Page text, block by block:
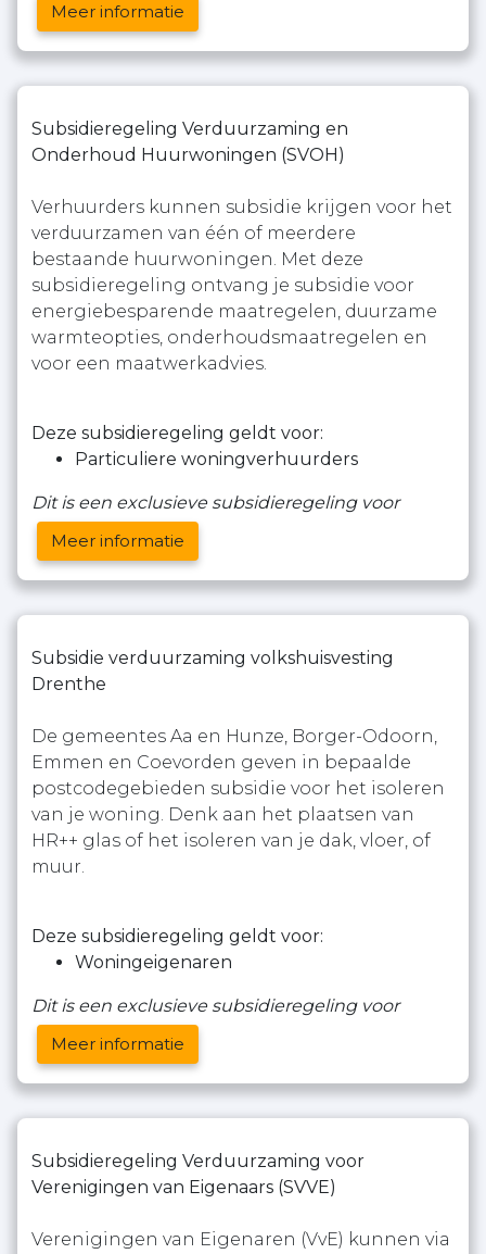
Meer informatie
Subsidieregeling Verduurzaming en
Onderhoud Huurwoningen (SVOH)
Verhuurders kunnen subsidie krijgen voor het
verduurzamen van één of meerdere
bestaande huurwoningen. Met deze
subsidieregeling ontvang je subsidie voor
energiebesparende maatregelen, duurzame
warmteopties, onderhoudsmaatregelen en
voor een maatwerkadvies.
Deze subsidieregeling geldt voor:
Particuliere woningverhuurders
Dit is een exclusieve subsidieregeling voor
Meer informatie
Subsidie verduurzaming volkshuisvesting
Drenthe
De gemeentes Aa en Hunze, Borger-Odoorn,
Emmen en Coevorden geven in bepaalde
postcodegebieden subsidie voor het isoleren
van je woning. Denk aan het plaatsen van
HR++ glas of het isoleren van je dak, vloer, of
muur.
Deze subsidieregeling geldt voor:
Woningeigenaren
Dit is een exclusieve subsidieregeling voor
Meer informatie
Subsidieregeling Verduurzaming voor
Verenigingen van Eigenaars (SVVE)
Verenigingen van Eigenaren (VvE) kunnen via